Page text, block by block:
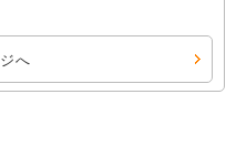
へ